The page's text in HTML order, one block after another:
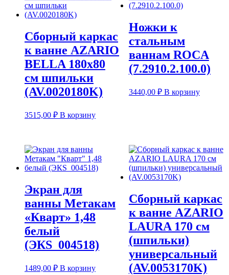
Сборный каркас
к ванне AZARIO
BELLA 180х80
см шпильки
(AV.0020180K)
3515,00 ₽ В корзину
Ножки к
стальным
ваннам ROCA
(7.2910.2.100.0)
3440,00 ₽ В корзину
Экран для
ванны Метакам
«Кварт» 1,48
белый
(ЭКS_004518)
1489,00 ₽ В корзину
Сборный каркас
к ванне AZARIO
LAURA 170 см
(шпильки)
универсальный
(AV.0053170K)